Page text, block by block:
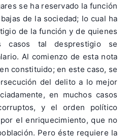
se ha reservado la función
de la sociedad; lo cual ha
de la función y de quienes
casos tal desprestigio se
Al comienzo de esta nota
constituido; en este caso, se
del delito a lo mejor
en muchos casos
y el orden político
el enriquecimiento, que no
Pero éste requiere la